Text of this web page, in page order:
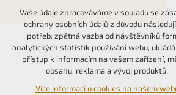
Technická cookies
nutná pro provozování webu
udržení kontextu stránek (session):
přihlášení, volby jazyka, apod.
Volitelná cookies
analytická pro anonymizované
Vaše údaje zpracováváme v souladu se
ochrany osobních údajů z důvodu
potřeb: zpětná vazba od návštěvníků
analytických statistik používání webu,
přístup k informacím na vašem zařízení,
obsahu, reklama a vývoj produktů.
Více informací o cookies na našem